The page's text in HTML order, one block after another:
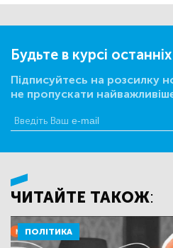
Будьте в курсі
Підписуйтесь на розсилку
не пропускати
ЧИТАЙТЕ ТАКОЖ:
ПОЛІТИКА